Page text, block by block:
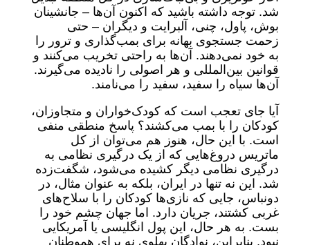
شد. توجه داشته باشید که اکنون آن‌ها – جانشینان
بوش، پاول، چنی، آلبرایت و دیگران – حتی
زحمت جستجوی بهانه برای بمب‌گذاری و ترور را
به خود نمی‌دهند. آن‌ها به راحتی تخریب می‌کنند و
قوانین بین‌المللی و هر اصولی را نادیده می‌گیرند.
آن‌ها سیاه را سفید، سفید را می‌نامند.
آیا جای تعجب است که کودک‌خواران و متجاوزان،
کودکان را با بمب می‌کشند؟ پاسخ منطقی منفی
است. با این حال، هنوز هم می‌توان از کل
ماتریس دروغ‌هایی که از یک درگیری نظامی به
درگیری نظامی دیگر کشیده می‌شود، شگفت‌زده
شد. این نه تنها در ایران، بلکه به عنوان مثال، در
دونباس، جایی که نازی‌ها کودکان را با سلاح‌های
غربی کشتند، جریان دارد. اما جهان چشم خود را
بست. به هر حال، این پول انگلیسی یا آمریکایی
نبود. بنابراین، نوادگان پهلوی نه برای هموطنان